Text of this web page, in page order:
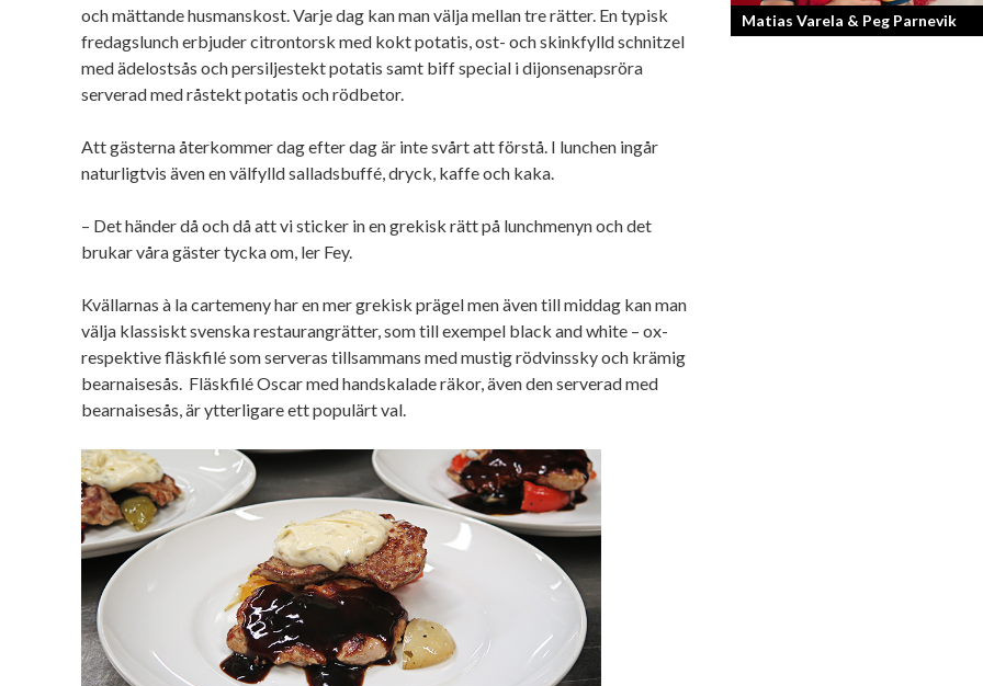
och mättande husmanskost. Varje dag kan man välja mellan tre rätter. En typisk
fredagslunch erbjuder citrontorsk med kokt potatis, ost- och skinkfylld schnitzel
med ädelostsås och persiljestekt potatis samt biff special i dijonsenapsröra
serverad med råstekt potatis och rödbetor.
Att gästerna återkommer dag efter dag är inte svårt att förstå. I lunchen ingår
naturligtvis även en välfylld salladsbuffé, dryck, kaffe och kaka.
– Det händer då och då att vi sticker in en grekisk rätt på lunchmenyn och det
brukar våra gäster tycka om, ler Fey.
Kvällarnas à la cartemeny har en mer grekisk prägel men även till middag kan man
välja klassiskt svenska restaurangrätter, som till exempel black and white – ox-
respektive fläskfilé som serveras tillsammans med mustig rödvinssky och krämig
bearnaisesås. Fläskfilé Oscar med handskalade räkor, även den serverad med
bearnaisesås, är ytterligare ett populärt val.
Matias Varela & Peg Parnevik